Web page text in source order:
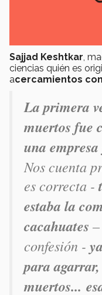
Sajjad Keshtkar ,
ciencias quién es
acercamientos
La primera
muertos fue
una
Nos cuenta
es correcta -
estaba la
cacahuates
confesión -
para
muertos...